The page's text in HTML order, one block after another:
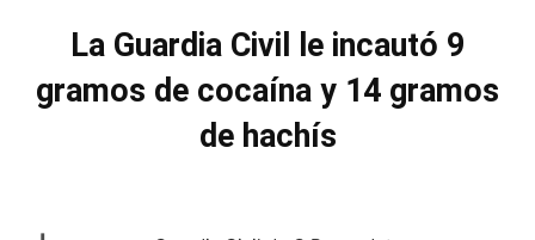
La Guardia Civil le incautó 9
gramos de cocaína y 14 gramos
de hachís